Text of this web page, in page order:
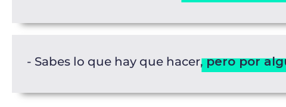
- Sabes lo que hay que hacer, pero por